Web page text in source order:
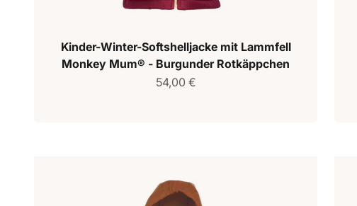
Kinder-Winter-Softshelljacke mit Lammfell
Monkey Mum® - Burgunder Rotkäppchen
Verkaufspreis
54,00 €